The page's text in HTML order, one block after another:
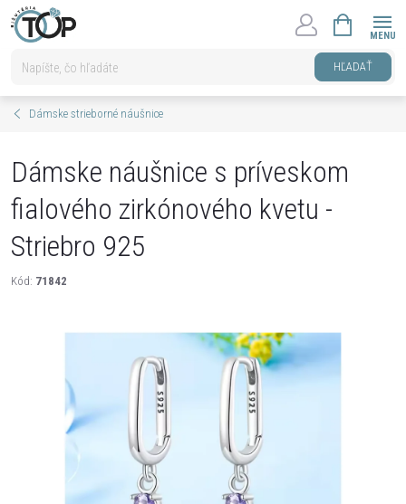
Prejsť
na
HĽADAŤ
KOŠÍK
Dámske strieborné náušnice
Dámske náušnice s príveskom
fialového zirkónového kvetu -
Striebro 925
Kód: 71842